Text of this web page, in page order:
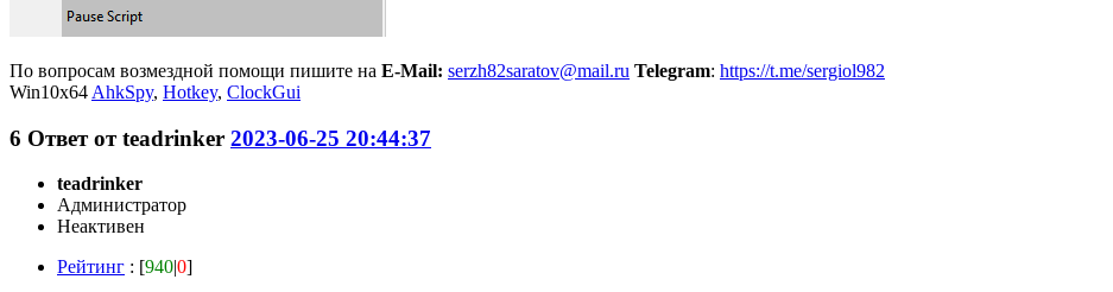
По вопросам возмездной помощи пишите на E-Mail: serzh82saratov@mail.ru Telegram: https://t.me/sergiol982
Win10x64 AhkSpy, Hotkey, ClockGui
6 Ответ отteadrinker 2023-06-25 20:44:37
teadrinker
Администратор
Неактивен
Рейтинг : [940|0]